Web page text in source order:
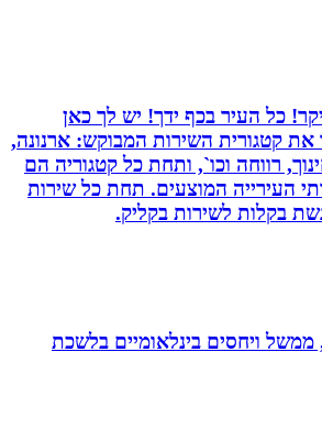
כל העיר בכף ידך! יש לך כאן
קטגורית השירות המבוקש: ארנונה,
רווחה וכו`, ותחת כל קטגוריה הם
העירייה המוצעים. תחת כל שירות
בקלות לשירות בקליק.
ויחסים בינלאומיים בלשכת